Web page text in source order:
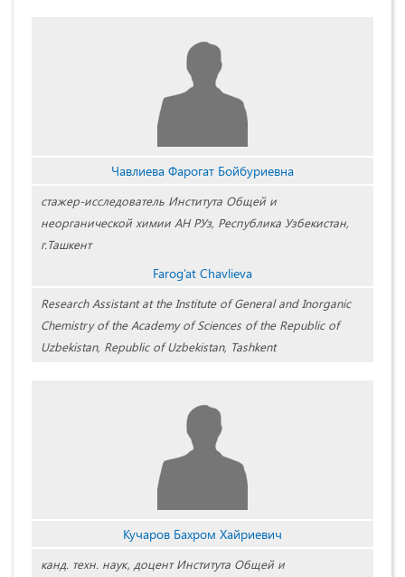
Чавлиева Фарогат Бойбуриевна
стажер-исследователь Института Общей и
неорганической химии АН РУз, Республика Узбекистан,
г.Ташкент
Farog’at Chavlieva
Research Assistant at the Institute of General and Inorganic
Chemistry of the Academy of Sciences of the Republic of
Uzbekistan, Republic of Uzbekistan, Tashkent
Кучаров Бахром Хайриевич
канд. техн. наук, доцент Института Общей и